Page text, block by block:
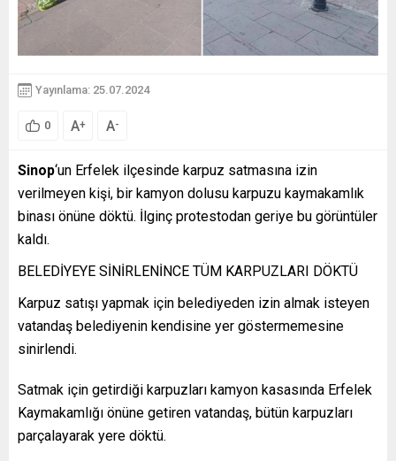
Yayınlama: 25.07.2024
0 A+ A-
Sinop‘un Erfelek ilçesinde karpuz satmasına izin
verilmeyen kişi, bir kamyon dolusu karpuzu kaymakamlık
binası önüne döktü. İlginç protestodan geriye bu görüntüler
kaldı.
BELEDİYEYE SİNİRLENİNCE TÜM KARPUZLARI DÖKTÜ
Karpuz satışı yapmak için belediyeden izin almak isteyen
vatandaş belediyenin kendisine yer göstermemesine
sinirlendi.
Satmak için getirdiği karpuzları kamyon kasasında Erfelek
Kaymakamlığı önüne getiren vatandaş, bütün karpuzları
parçalayarak yere döktü.